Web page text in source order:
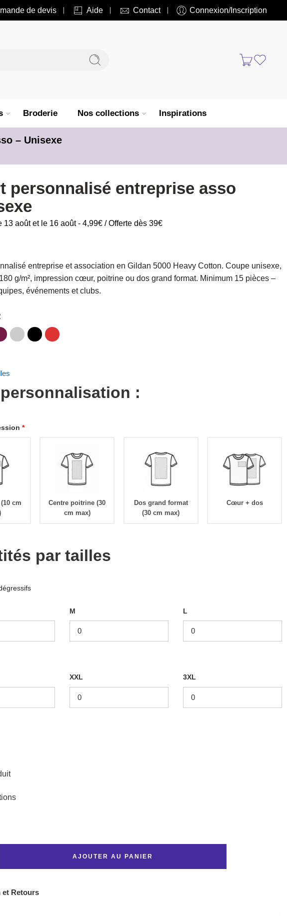
de devis Aide Contact Connexion/Inscription
Broderie Nos collections Inspirations
– Unisexe
personnalisé entreprise asso
13 août et le 16 août - 4,99€ / Offerte dès 39€
entreprise et association en Gildan 5000 Heavy Cotton. Coupe unisexe,
g/m², impression cœur, poitrine ou dos grand format. Minimum 15 pièces –
événements et clubs.
:
*
cm
Centre poitrine (30
cm max)
Dos grand format
(30 cm max)
Cœur + dos
par tailles
M L
XXL 3XL
AJOUTER AU PANIER
et Retours